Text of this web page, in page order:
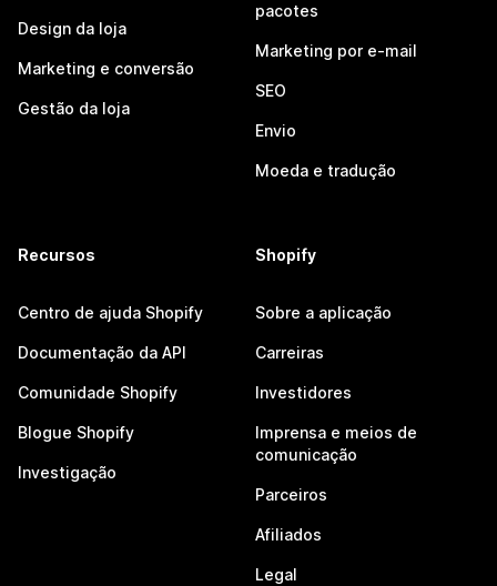
Design da loja
Marketing e conversão
Gestão da loja
pacotes
Marketing por e-mail
SEO
Envio
Moeda e tradução
Recursos
Centro de ajuda Shopify
Documentação da API
Comunidade Shopify
Blogue Shopify
Investigação
Shopify
Sobre a aplicação
Carreiras
Investidores
Imprensa e meios de
comunicação
Parceiros
Afiliados
Legal